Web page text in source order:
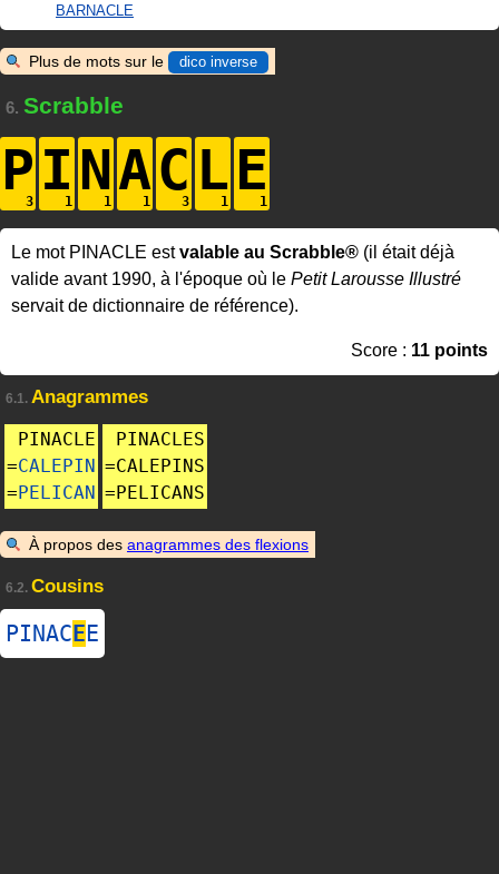
BARNACLE
Plus de mots sur le dico inverse
6. Scrabble
PINAC LE
Le mot PINACLE estvalable au Scrabble® (il était déjà
valide avant 1990, à l'époque où le Petit Larousse Illustré
servait de dictionnaire de référence).
Score : 11 points
6.1. Anagrammes
PINACLE
=CALEPIN
=PELICAN
PINACLES
=CALEPINS
=PELICANS
À propos des anagrammes des flexions
6.2. Cousins
PINACEE